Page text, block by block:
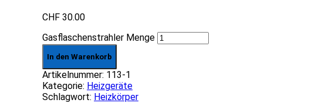
CHF 30.00
Gasflaschenstrahler Menge
In den Warenkorb
Artikelnummer: 113-1
Kategorie: Heizgeräte
Schlagwort: Heizkörper